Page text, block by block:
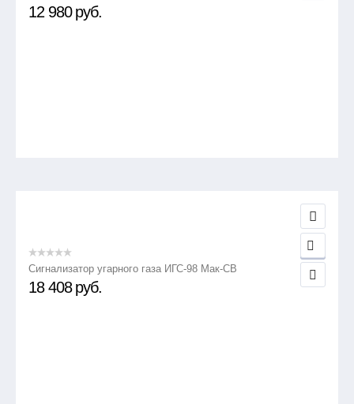
12 980 руб.
Сигнализатор угарного газа ИГС-98 Мак-СВ
18 408 руб.